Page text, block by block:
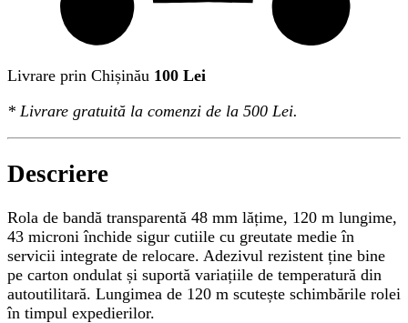
Livrare prin Chișinău 100 Lei
* Livrare gratuită la comenzi de la 500 Lei.
Descriere
Rola de bandă transparentă 48 mm lățime, 120 m lungime,
43 microni închide sigur cutiile cu greutate medie în
servicii integrate de relocare. Adezivul rezistent ține bine
pe carton ondulat și suportă variațiile de temperatură din
autoutilitară. Lungimea de 120 m scutește schimbările rolei
în timpul expedierilor.